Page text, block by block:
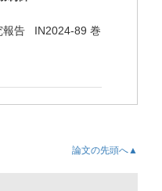
報告 IN2024-89 巻
論文の先頭へ▲